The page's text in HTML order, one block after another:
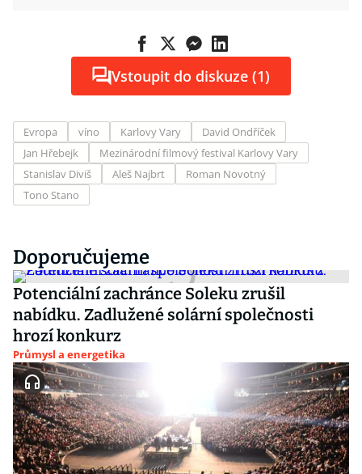
Vstoupit do diskuze (1)
Evropa víno Karlovy Vary
David Ondříček
Jan Hřebejk
Mezinárodní filmový festival Karlovy Vary
Stanislav Diviš
Aleš Najbrt
Roman Novotný
Tono Stano
Doporučujeme
Potenciální zachránce Soleku zrušil
nabídku. Zadlužené solární společnosti
hrozí konkurz
Průmysl a energetika